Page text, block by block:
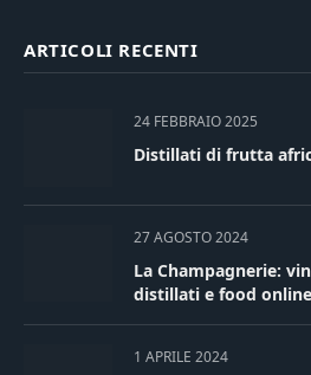
ARTICOLI RECENTI
24 FEBBRAIO 2025
Distillati di frutta
27 AGOSTO 2024
La Champagnerie:
distillati e food online
1 APRILE 2024